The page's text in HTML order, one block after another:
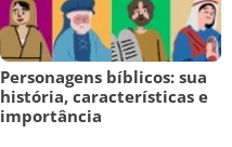
Personagens bíblicos: sua
história, características e
importância